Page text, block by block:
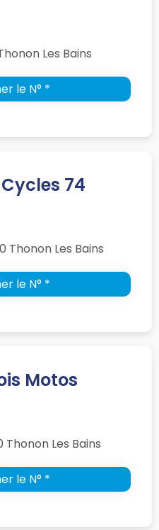
Les Bains
le N° *
74
Thonon Les Bains
le N° *
Motos
Les Bains
le N° *